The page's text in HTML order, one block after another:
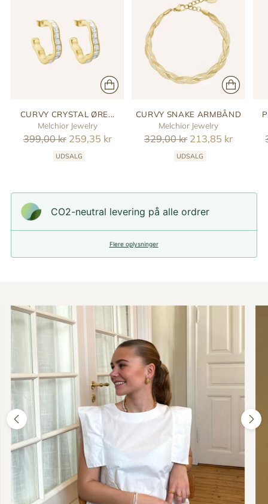
CURVY CRYSTAL ØRE...
Melchior Jewelry
Reguler
399,00 kr 259,35 kr
UDSALG
CURVY SNAKE ARMBÅND
Melchior Jewelry
Reguler
329,00 kr 213,85 kr
UDSALG
CO2-neutral levering på alle ordrer
Flere oplysninger